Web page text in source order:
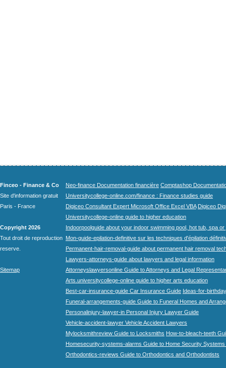
Finceo - Finance & Co
Site d'information gratuit
Paris - France
Copyright 2026
Tout droit de reproduction
reserve.
Sitemap
Neo-finance Documentation financière Comptashop
Universitycollege-online.com/finance : Finance studies guide
Digiceo Consultant Expert Microsoft Office Excel VBA Digiceo
Universitycollege-online guide to higher education
Indoorpoolguide about your indoor swimming pool, hot tub, spa
Mon-guide-epilation-definitive sur les techniques d'épilation
Permanent-hair-removal-guide about permanent hair removal
Lawyers-attorneys-guide about lawyers and legal information
Attorneyslawyersonline Guide to Attorneys and Legal
Arts.universitycollege-online guide to higher arts education
Best-car-insurance-guide Car Insurance Guide Ideas-for-
Funeral-arrangements-guide Guide to Funeral Homes and
Personalinjury-lawyer-in Personal Injury Lawyer Guide
Vehicle-accident-lawyer Vehicle Accident Lawyers
Mylocksmithreview Guide to Locksmiths How-to-bleach-teeth
Homesecurity-systems-alarms Guide to Home Security Systems
Orthodontics-reviews Guide to Orthodontics and Orthodontists